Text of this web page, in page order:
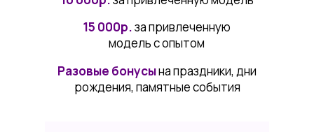
15 000р.за привлеченную
модель с опытом
Разовые бонусына праздники, дни
рождения, памятные события